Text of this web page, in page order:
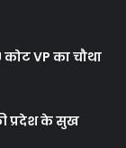
कोट VP का चौथा
प्रदेश के सुख